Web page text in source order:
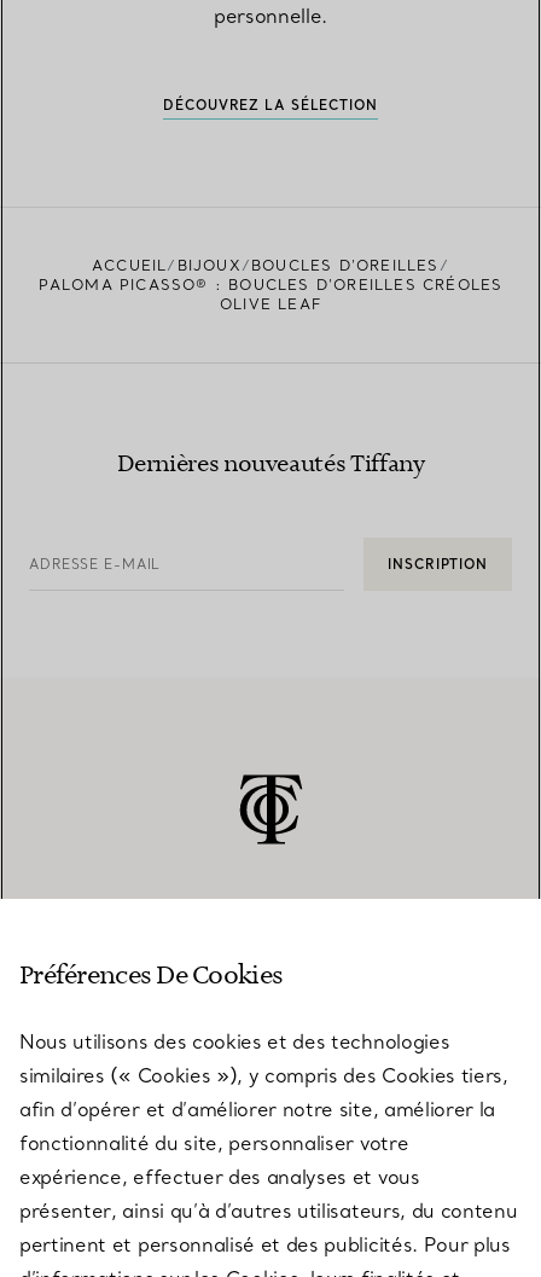
personnelle.
DÉCOUVREZ LA SÉLECTION
ACCUEIL BIJOUX
BOUCLES D’OREILLES
PALOMA PICASSO® : BOUCLES D’OREILLES CRÉOLES
OLIVE LEAF
Dernières nouveautés Tiffany
ADRESSE E-MAIL INSCRIPTION
SERVICES
À PROPOS
QUESTIONS LÉGALES
Préférences De Cookies
Nous utilisons des cookies et des technologies
similaires (« Cookies »), y compris des Cookies tiers,
afin d’opérer et d’améliorer notre site, améliorer la
fonctionnalité du site, personnaliser votre
expérience, effectuer des analyses et vous
présenter, ainsi qu’à d’autres utilisateurs, du contenu
pertinent et personnalisé et des publicités. Pour plus